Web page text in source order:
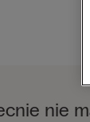
nie